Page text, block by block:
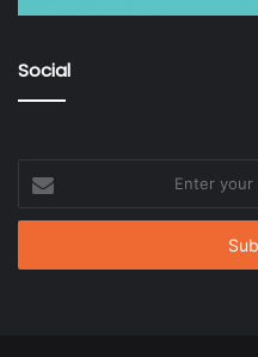
Social
your
Email